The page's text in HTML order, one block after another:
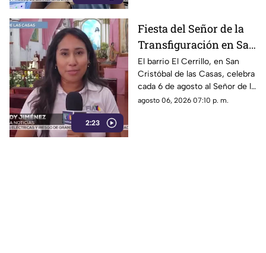
2:23
Fiesta del Señor de la
Transfiguración en San
Cristóbal de las Casas:
Tradición y fe en El
Cerrillo
El barrio El Cerrillo, en San
Cristóbal de las Casas, celebra
cada 6 de agosto al Señor de la
Transfiguración con misas,
agosto 06, 2026 07:10 p. m.